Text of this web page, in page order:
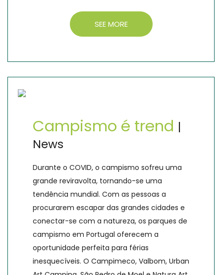
SEE MORE
Campismo é trend |
News
Durante o COVID, o campismo sofreu uma
grande reviravolta, tornando-se uma
tendência mundial. Com as pessoas a
procurarem escapar das grandes cidades e
conectar-se com a natureza, os parques de
campismo em Portugal oferecem a
oportunidade perfeita para férias
inesquecíveis. O Campimeco, Valbom, Urban